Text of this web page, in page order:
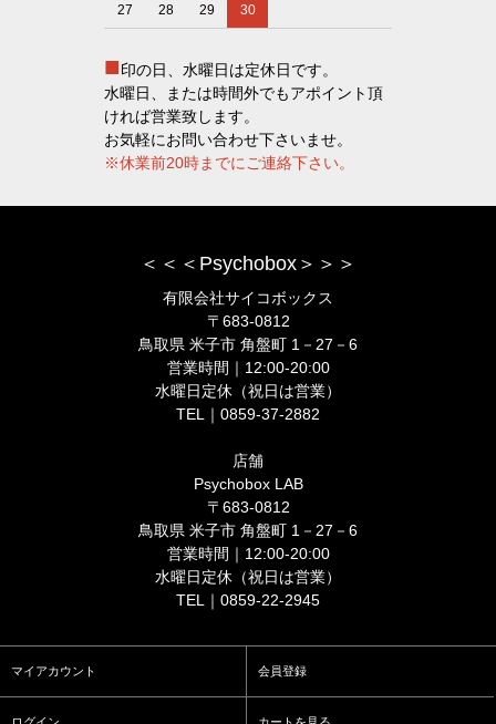
27 28 29 30
■印の日、水曜日は定休日です。
水曜日、または時間外でもアポイント頂
ければ営業致します。
お気軽にお問い合わせ下さいませ。
※休業前20時までにご連絡下さい。
＜＜＜Psychobox＞＞＞
有限会社サイコボックス
〒683-0812
鳥取県 米子市 角盤町 1－27－6
営業時間｜12:00-20:00
水曜日定休（祝日は営業）
TEL｜0859-37-2882
店舗
Psychobox LAB
〒683-0812
鳥取県 米子市 角盤町 1－27－6
営業時間｜12:00-20:00
水曜日定休（祝日は営業）
TEL｜0859-22-2945
マイアカウント 会員登録